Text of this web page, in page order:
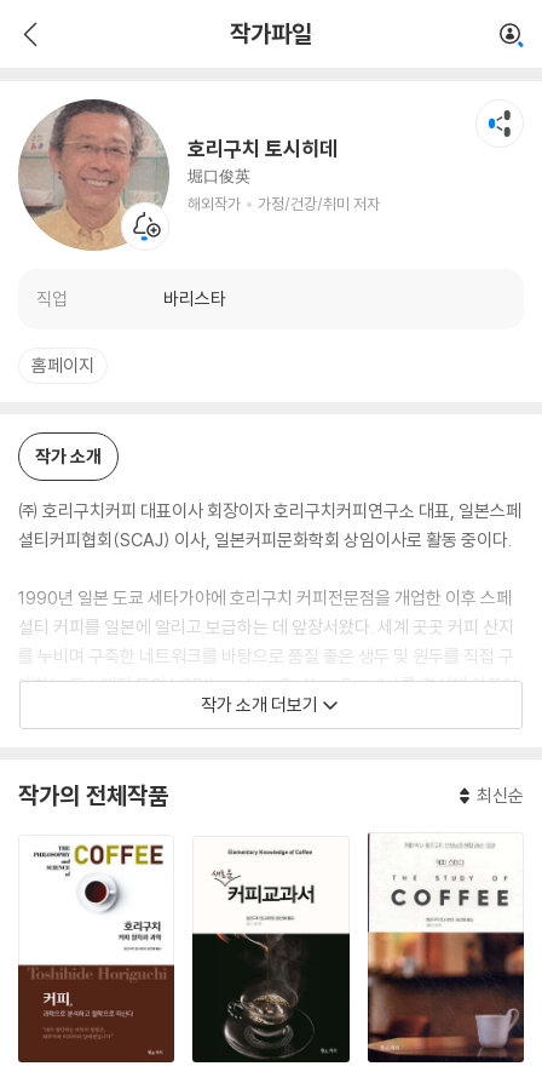
작가파일
호리구치 토시히데
堀口俊英
해외작가
가정/건강/취미 저자
직업 바리스타
가정/건강/취미 저자
홈페이지
작가 소개
㈜ 호리구치커피 대표이사 회장이자 호리구치커피연구소 대표, 일본스페
셜티커피협회(SCAJ) 이사, 일본커피문화학회 상임이사로 활동 중이다.
1990년 일본 도쿄 세타가야에 호리구치 커피전문점을 개업한 이후 스페
셜티 커피를 일본에 알리고 보급하는 데 앞장서왔다. 세계 곳곳 커피 산지
를 누비며 구축한 네트워크를 바탕으로 품질 좋은 생두 및 원두를 직접 구
매하는 도소매점 모임 LCF(Leading Coffee Family)를 결성해 이끌었
고, 홋카이도부터 오키나와까지 100개 넘는 로스터리숍의 개업을 지원했
친 커핑 세미나를 열어 자신의 커피 노하우를 한국의 커피인들에게 전수하
기도 했다. 나이 66세에 접어들던 2016년 커피의 향미를 학문적 차원에서
연구하기 위해 도쿄대학교 농업대학원 환경공생학 박사 후기 과정에 입학
해 〈스페셜티 커피 품질기준을 구축하기 위한 이화학적 평가와 관능평가
의 상관성에 관한 연구〉로 3년 만에 박사학위를 받았다.
저서로 『새로운 커피교과서』 『커피 스터디』 『스페셜티 커피 테이스팅』 『맛
있는 커피가 있는 생활』 『커피의 모든 것을 알 수 있는 사전』 등이 있다.
작가 소개 더보기
작가의 전체작품 최신순